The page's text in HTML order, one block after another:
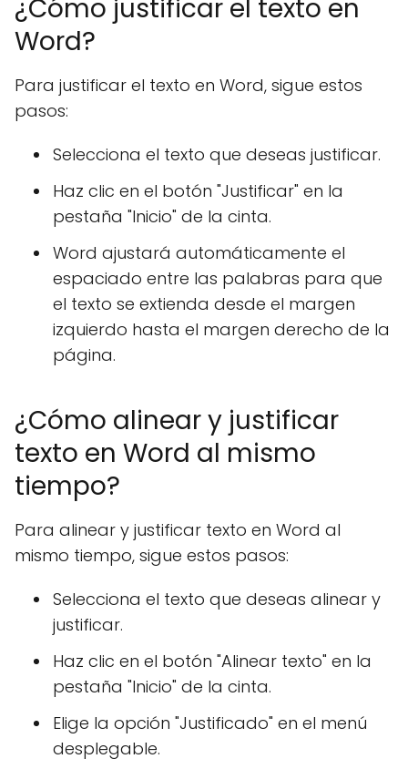
¿Cómo justificar el texto en
Word?
Para justificar el texto en Word, sigue estos
pasos:
Selecciona el texto que deseas justificar.
Haz clic en el botón "Justificar" en la
pestaña "Inicio" de la cinta.
Word ajustará automáticamente el
espaciado entre las palabras para que
el texto se extienda desde el margen
izquierdo hasta el margen derecho de la
página.
¿Cómo alinear y justificar
texto en Word al mismo
tiempo?
Para alinear y justificar texto en Word al
mismo tiempo, sigue estos pasos:
Selecciona el texto que deseas alinear y
justificar.
Haz clic en el botón "Alinear texto" en la
pestaña "Inicio" de la cinta.
Elige la opción "Justificado" en el menú
desplegable.